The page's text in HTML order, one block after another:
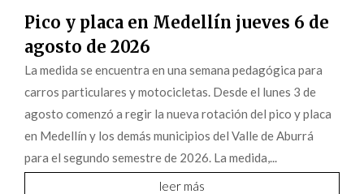
Pico y placa en Medellín jueves 6 de
agosto de 2026
La medida se encuentra en una semana pedagógica para
carros particulares y motocicletas. Desde el lunes 3 de
agosto comenzó a regir la nueva rotación del pico y placa
en Medellín y los demás municipios del Valle de Aburrá
para el segundo semestre de 2026. La medida,...
leer más